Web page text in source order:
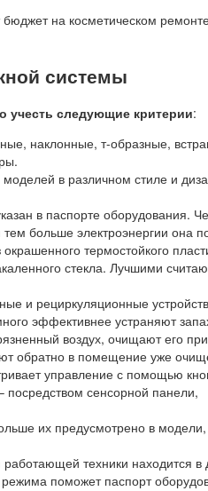
на косметическом
системы
учесть следующие критерии:
наклонные, т-образные,
в различном стиле и
в паспорте оборудования.
больше электроэнергии она
термостойкого
стекла. Лучшими
и рециркуляционные
эффективнее устраняют
воздух, очищают его
обратно в помещение уже
управление с помощью
посредством сенсорной панели,
их предусмотрено в
техники находится в
поможет паспорт